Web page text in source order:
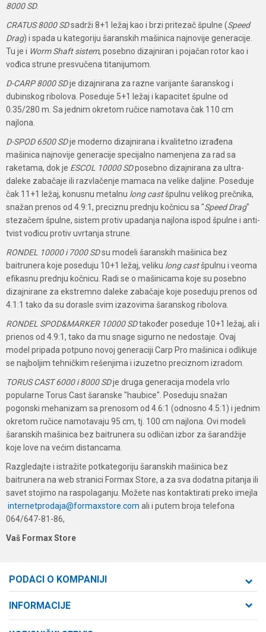
8000 SD.
CRATUS 8000 SDsadrži 8+1 ležaj kao i brzi pritezač špulne (Speed
Drag) i spada u kategoriju šaranskih mašinica najnovije generacije.
Tu je i Worm Shaft sistem, posebno dizajniran i pojačan rotor kao i
vođica strune presvučena titanijumom.
D-CARP 8000 SDje dizajnirana za razne varijante šaranskog i
dubinskog ribolova. Poseduje 5+1 ležaj i kapacitet špulne od
0.35/280 m. Sa jednim okretom ručice namotava čak 110 cm
najlona.
D-SPOD 6500 SDje moderno dizajnirana i kvalitetno izrađena
mašinica najnovije generacije specijalno namenjena za rad sa
raketama, dok je ESCOL 10000 SDposebno dizajnirana za ultra-
daleke zabačaje ili razvlačenje mamaca na velike daljine. Poseduje
čak 11+1 ležaj, konusnu metalnu long castšpulnu velikog prečnika,
snažan prenos od 4.9:1, preciznu prednju kočnicu sa "Speed Drag"
stezačem špulne, sistem protiv upadanja najlona ispod špulne i anti-
tvist vođicu protiv uvrtanja strune.
RONDEL 10000 i 7000 SDsu modeli šaranskih mašinica bez
baitrunera koje poseduju 10+1 ležaj, veliku long castšpulnu i veoma
efikasnu prednju kočnicu. Radi se o mašinicama koje su posebno
dizajnirane za ekstremno daleke zabačaje koje poseduju prenos od
4.1:1 tako da su dorasle svim izazovima šaranskog ribolova.
RONDEL SPOD&MARKER 10000 SDtakođer poseduje 10+1 ležaj, ali i
prienos od 4.9:1, tako da mu snage sigurno ne nedostaje. Ovaj
model pripada potpuno novoj generaciji Carp Pro mašinica i odlikuje
se najboljim tehničkim rešenjima i izuzetno preciznom izradom.
TORUS CAST 6000 i 8000 SDje druga generacija modela vrlo
popularne Torus Cast šaranske "haubice". Poseduju snažan
pogonski mehanizam sa prenosom od 4.6:1 (odnosno 4.5:1) i jednim
okretom ručice namotavaju 95 cm, tj. 100 cm najlona. Ovi modeli
šaranskih mašinica bez baitrunera su odličan izbor za šarandžije
koje love na većim distancama.
Razgledajte i istražite potkategoriju šaranskih mašinica bez
baitrunera na web stranici Formax Store, a za sva dodatna pitanja ili
savet stojimo na raspolaganju. Možete nas kontaktirati preko imejla
internetprodaja@formaxstore.com ali i putem broja telefona
064/647-81-86,
Vaš Formax Store
PODACI O KOMPANIJI
INFORMACIJE